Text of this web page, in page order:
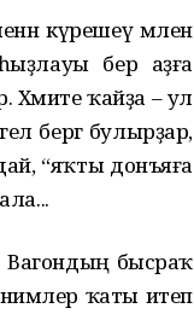
күрешеү мәлен
бер аҙға
ҡайҙа – ул
бергә булырҙар,
“яҡты донъяға
Вагондың бысраҡ
нимәлер ҡаты итеп